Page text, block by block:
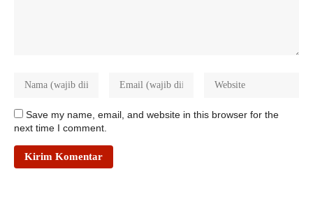
Save my name, email, and website in this browser for the
next time I comment.